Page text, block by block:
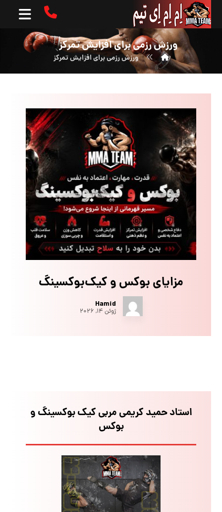
ورزش رزمی برای افزایش تمرکز
ورزش رزمی برای افزایش تمرکز
مزایای بوکس و کیک‌بوکسینگ
Hamid
ژوئن ۱۴, ۲۰۲۶
استاد حمید کریمی مربی کیک بوکسینگ و
بوکس